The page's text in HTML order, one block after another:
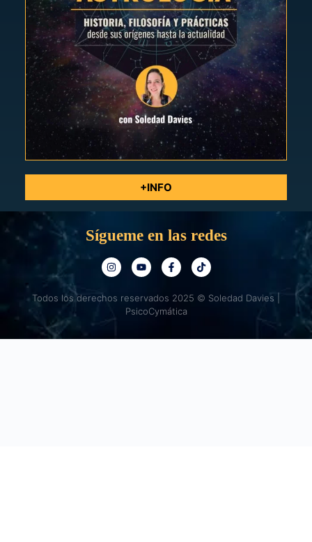
+INFO
Sígueme en las redes
Todos los derechos reservados 2025 © Soledad Davies |
PsicoCymática